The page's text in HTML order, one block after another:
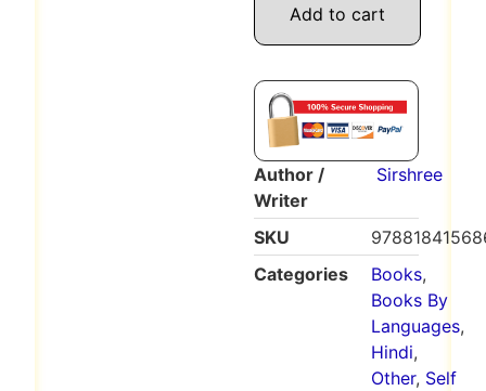
Add to cart
Author /
Writer
Sirshree
SKU
Categories
Books,
Books By
Languages,
Hindi,
Other, Self